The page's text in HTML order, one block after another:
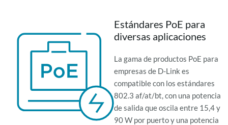
Estándares PoE para
diversas aplicaciones
La gama de productos PoE para
empresas de D-Link es
compatible con los estándares
802.3 af/at/bt, con una potencia
de salida que oscila entre 15,4 y
90 W por puerto y una potencia